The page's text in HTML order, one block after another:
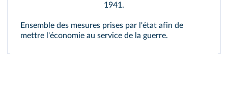
1941.
Ensemble des mesures prises par l'état afin de
mettre l'économie au service de la guerre.